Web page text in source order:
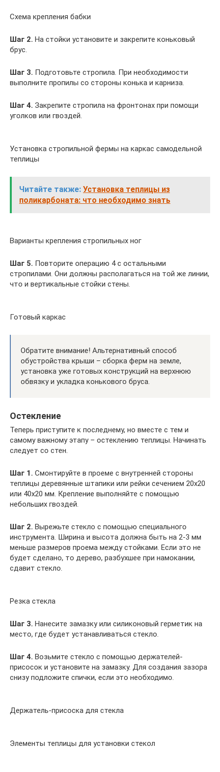
Схема крепления бабки
Шаг 2. На стойки установите и закрепите коньковый
брус.
Шаг 3. Подготовьте стропила. При необходимости
выполните пропилы со стороны конька и карниза.
Шаг 4. Закрепите стропила на фронтонах при помощи
уголков или гвоздей.
Установка стропильной фермы на каркас самодельной
теплицы
Читайте также: Установка теплицы из
поликарбоната: что необходимо знать
Варианты крепления стропильных ног
Шаг 5. Повторите операцию 4 с остальными
стропилами. Они должны располагаться на той же линии,
что и вертикальные стойки стены.
Готовый каркас
Обратите внимание! Альтернативный способ
обустройства крыши – сборка ферм на земле,
установка уже готовых конструкций на верхнюю
обвязку и укладка конькового бруса.
Остекление
Теперь приступите к последнему, но вместе с тем и
самому важному этапу – остеклению теплицы. Начинать
следует со стен.
Шаг 1. Смонтируйте в проеме с внутренней стороны
теплицы деревянные штапики или рейки сечением 20х20
или 40х20 мм. Крепление выполняйте с помощью
небольших гвоздей.
Шаг 2. Вырежьте стекло с помощью специального
инструмента. Ширина и высота должна быть на 2-3 мм
меньше размеров проема между стойками. Если это не
будет сделано, то дерево, разбухшее при намокании,
сдавит стекло.
Резка стекла
Шаг 3. Нанесите замазку или силиконовый герметик на
место, где будет устанавливаться стекло.
Шаг 4. Возьмите стекло с помощью держателей-
присосок и установите на замазку. Для создания зазора
снизу подложите спички, если это необходимо.
Держатель-присоска для стекла
Элементы теплицы для установки стекол